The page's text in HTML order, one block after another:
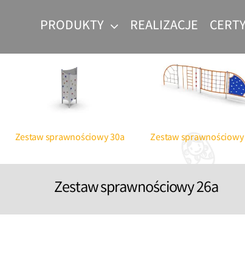
PRODUKTY
dzieci
Parki linowe dla dzieci
REALIZACJE
Zestaw sprawnościowy 30a Zestaw
Zestaw sprawnościowy 26a